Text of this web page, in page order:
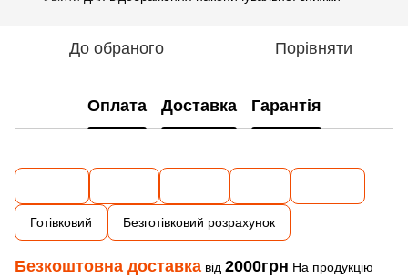
До обраного Порівняти
Оплата Доставка Гарантія
Готівковий Безготівковий розрахунок
Безкоштовна доставка від 2000грн На продукцію